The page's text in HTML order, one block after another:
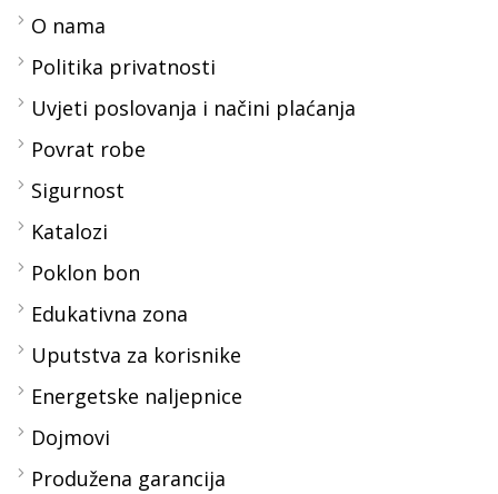
O nama
Politika privatnosti
Uvjeti poslovanja i načini plaćanja
Povrat robe
Sigurnost
Katalozi
Poklon bon
Edukativna zona
Uputstva za korisnike
Energetske naljepnice
Dojmovi
Produžena garancija